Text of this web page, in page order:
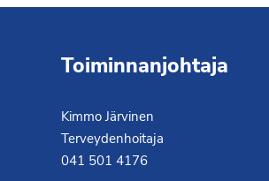
Toiminnanjohtaja
Kimmo Järvinen
Terveydenhoitaja
041 501 4176